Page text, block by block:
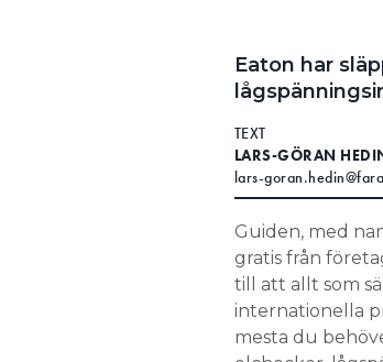
Läs E-tidningen
Eaton har
TEXT
LARS-GÖRAN
lars-
Guiden, med
gratis från
till att allt som
internationella
mesta du